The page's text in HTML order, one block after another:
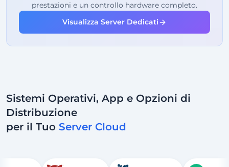
24/7Supporto Esperto
DedicatoIndirizzo IP
prestazioni e un controllo hardware completo.
Visualizza Server Dedicati
Sistemi Operativi, App e Opzioni di
Distribuzione
per il Tuo Server Cloud